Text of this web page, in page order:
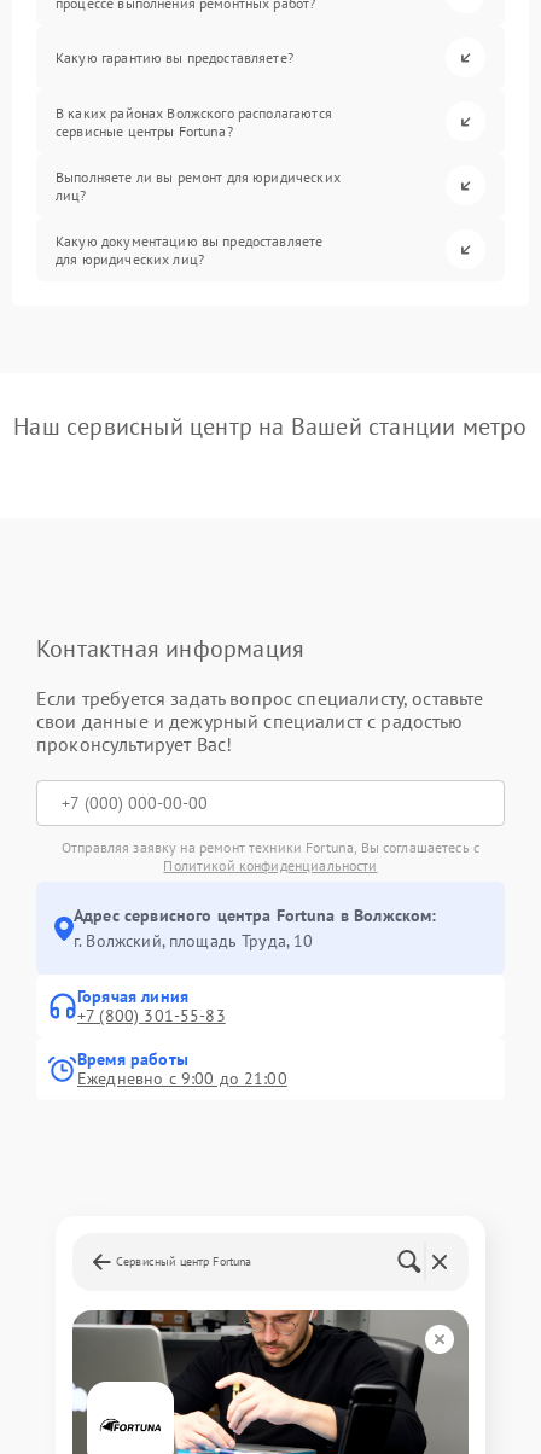
Какую гарантию вы предоставляете?
В каких районах Волжского располагаются
сервисные центры Fortuna?
Выполняете ли вы ремонт для юридических
лиц?
Какую документацию вы предоставляете
для юридических лиц?
Наш сервисный центр на Вашей станции метро
Контактная информация
Если требуется задать вопрос специалисту, оставьте
свои данные и дежурный специалист с радостью
проконсультирует Вас!
Отправляя заявку на ремонт техники Fortuna, Вы соглашаетесь с
Политикой конфиденциальности
Адрес сервисного центра Fortuna в Волжском:
г. Волжский, площадь Труда, 10
Горячая линия
+7 (800) 301-55-83
Время работы
Ежедневно с 9:00 до 21:00
Сервисный центр Fortuna